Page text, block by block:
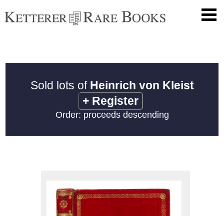
Sold lots of Heinrich von Kleist
+ Register
Order: proceeds descending